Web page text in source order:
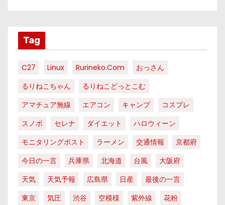
Tag
C27 Linux Rurineko.com
おっさん
るりねこちゃん
るりねこどっとこむ
アマチュア無線
エアコン キャンプ
コスプレ
スノボ
セレナ ダイエット
ハロウィーン
モニタリングポスト
ラーメン 交通情報
京都府
今日の一言
兵庫県 北海道 台風
大阪府
天気
天気予報 広島県 日産
最後の一言
東京
気圧 渋谷 空模様 紫外線
花粉